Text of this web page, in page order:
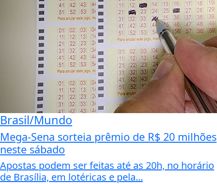
Brasil/Mundo
Mega-Sena sorteia prêmio de R$ 20 milhões
neste sábado
Apostas podem ser feitas até as 20h, no horário
de Brasília, em lotéricas e pela...